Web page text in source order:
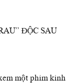
ĐỘC SAU
một phim kinh